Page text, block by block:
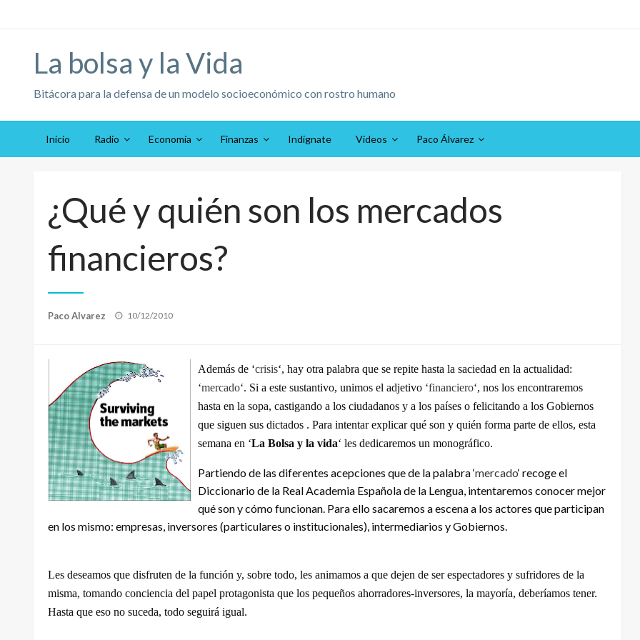
al
La bolsa y la Vida
Bitácora para la defensa de un modelo socioeconómico con rostro humano
Inicio Radio Economía Finanzas Indígnate Vídeos Paco Álvarez
¿Qué y quién son los mercados
financieros?
Paco Alvarez
Publicado
10/12/2010
Además de ‘crisis‘, hay otra palabra que se repite hasta la saciedad en la actualidad:
‘mercado‘. Si a este sustantivo, unimos el adjetivo ‘financiero‘, nos los encontraremos
hasta en la sopa, castigando a los ciudadanos y a los países o felicitando a los Gobiernos
que siguen sus dictados . Para intentar explicar qué son y quién forma parte de ellos, esta
semana en ‘La Bolsa y la vida‘ les dedicaremos un monográfico.
Partiendo de las diferentes acepciones que de la palabra ‘mercado‘ recoge el
Diccionario de la Real Academia Española de la Lengua, intentaremos conocer mejor
qué son y cómo funcionan. Para ello sacaremos a escena a los actores que participan
en los mismo: empresas, inversores (particulares o institucionales), intermediarios y Gobiernos.
Les deseamos que disfruten de la función y, sobre todo, les animamos a que dejen de ser espectadores y sufridores de la
misma, tomando conciencia del papel protagonista que los pequeños ahorradores-inversores, la mayoría, deberíamos tener.
Hasta que eso no suceda, todo seguirá igual.